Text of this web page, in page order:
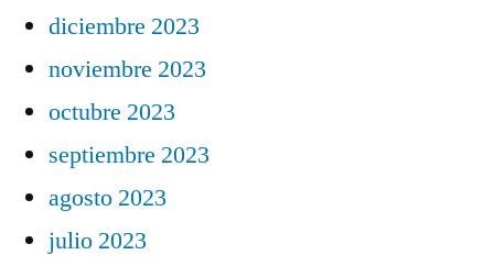
diciembre 2023
noviembre 2023
octubre 2023
septiembre 2023
agosto 2023
julio 2023